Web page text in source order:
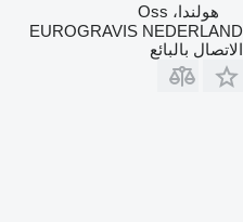
هولندا، Oss
EUROGRAVIS NEDERLAND
الاتصال بالبائع